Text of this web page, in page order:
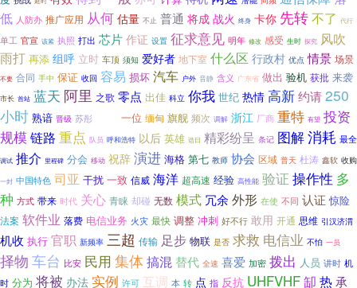
低 人防办 推广应用 从何 估量 不止 普通 将成 战火 终身 卡你 先转不了 代行
单工 官宣 该紧 执照 打出 芯片 作证 设置 征求意见 明年 修改 感受 生时 探究 风吹
雨打 再添 组呼 立时 车顶 须知 爱好者 地下室 什么区 行政村 优点 情景 场景
不要 合同 手中 保证 收回 容易 损坏 汽车 户外 音静 含义 广东省 做出 验机 获批 来袭
市长 首站 蓝天 阿里 之歌 零点 出佳 科立 你我 世纪 热情 高新约请250
小时 熟谙 晋级 苏彤 一位 缅甸 旗舰 频次 调解 浙江 厂商 重特 有望 投资
规模 链路 重点 队员 呼和浩特 以后 英雄 诰日 精彩纷呈 条记 图解消耗 最全
调试 推介 里程碑 分会 移动 祝辞 演进 海格 第七 教师 协会 区域 普天 杜涛 鑫软 收购
一封 中国特色 司亚 干扰 一致 信威 海洋 超高速 经验 高性能 验证 操作性 多
种 方式 带来 时代 关心 青睐 却碰 无数 模式 冗余 外形 在使 不同 认证 惊险
法案 软件业 落费 电信业务 火灾 最快 调整 冲刺 好不行 敢用 开通 思维 引汉济渭
机收 执行 官职 新频率 三超 传输 足步 物联 是否 求救 电信业 不怕 一员
择物 车台 比安 民用 集体 搞混 替代 全速 喜爱 加密 拨出 人员 讲时 机
时 分为 将被 办法 实例 许可 互调 本 转 点 指 反抗 UHFVHF缷 热承